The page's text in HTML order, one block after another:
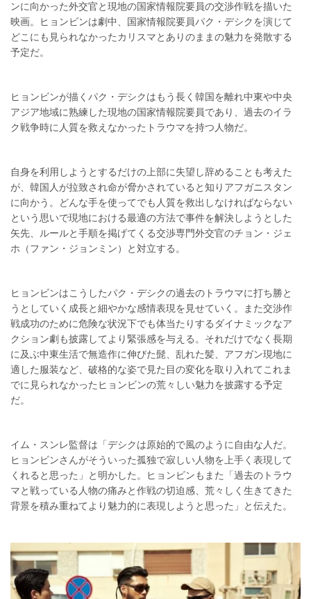
ンに向かった外交官と現地の国家情報院要員の交渉作戦を描いた
映画。ヒョンビンは劇中、国家情報院要員パク・デシクを演じて
どこにも見られなかったカリスマとありのままの魅力を発散する
予定だ。
ヒョンビンが描くパク・デシクはもう長く韓国を離れ中東や中央
アジア地域に熟練した現地の国家情報院要員であり、過去のイラ
ク戦争時に人質を救えなかったトラウマを持つ人物だ。
自身を利用しようとするだけの上部に失望し辞めることも考えた
が、韓国人が拉致され命が脅かされていると知りアフガニスタン
に向かう。どんな手を使ってでも人質を救出しなければならない
という思いで現地における最適の方法で事件を解決しようとした
矢先、ルールと手順を掲げてくる交渉専門外交官のチョン・ジェ
ホ（ファン・ジョンミン）と対立する。
ヒョンビンはこうしたパク・デシクの過去のトラウマに打ち勝と
うとしていく成長と細やかな感情表現を見せていく。また交渉作
戦成功のために危険な状況下でも体当たりするダイナミックなア
クション劇も披露してより緊張感を与える。それだけでなく長期
に及ぶ中東生活で無造作に伸びた髭、乱れた髪、アフガン現地に
適した服装など、破格的な姿で見た目の変化を取り入れてこれま
でに見られなかったヒョンビンの荒々しい魅力を披露する予定
だ。
イム・スンレ監督は「デシクは原始的で風のように自由な人だ。
ヒョンビンさんがそういった孤独で寂しい人物を上手く表現して
くれると思った」と明かした。ヒョンビンもまた「過去のトラウ
マと戦っている人物の痛みと作戦の切迫感、荒々しく生きてきた
背景を積み重ねてより魅力的に表現しようと思った」と伝えた。